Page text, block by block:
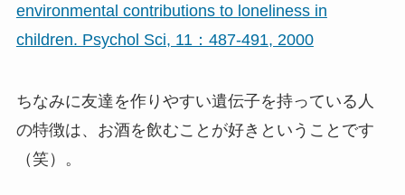
environmental contributions to loneliness in
children. Psychol Sci, 11：487-491, 2000
ちなみに友達を作りやすい遺伝子を持っている人
の特徴は、お酒を飲むことが好きということです
（笑）。